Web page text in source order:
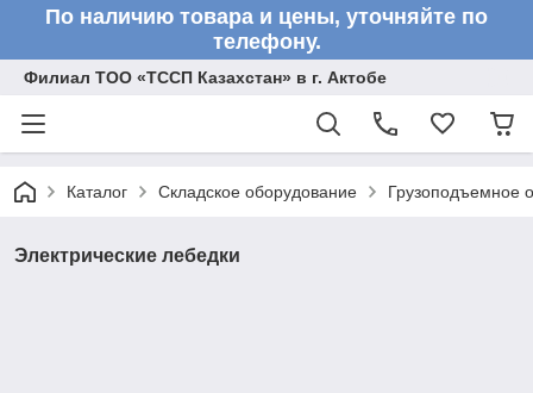
По наличию товара и цены, уточняйте по
телефону.
Филиал ТОО «ТССП Казахстан» в г. Актобе
Каталог Складское оборудование Грузоподъемное
Электрические лебедки